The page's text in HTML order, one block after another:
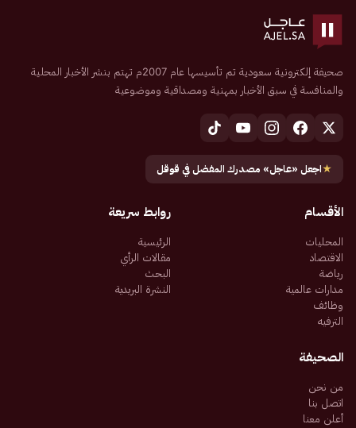
صحيفة إلكترونية سعودية تم تأسيسها عام 2007م تهتم بنشر الأخبار المحلية
والمنافسة في سبق الأخبار بمهنية ومصداقية وموضوعية
★اجعل «عاجل» مصدرك المفضل في قوقل
الأقسام
المحليات
الاقتصاد
رياضة
مدارات عالمية
وظائف
الترفيه
روابط سريعة
الرئيسية
مقالات الرأي
البحث
النشرة البريدية
الصحيفة
من نحن
اتصل بنا
أعلن معنا